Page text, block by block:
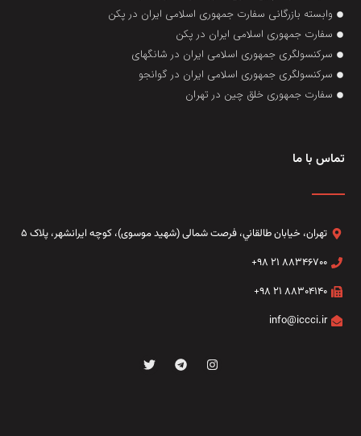
وابسته بازرگانی سفارت جمهوری اسلامی ایران در پکن
سفارت جمهوری اسلامی ایران در پکن
سرکنسولگری جمهوری اسلامی ایران در شانگهای
سرکنسولگری جمهوری اسلامی ایران در گوانجو
سفارت جمهوری خلق چین در تهران
تماس با ما
تهران، خيابان طالقاني،‌ فرصت شمالی (شهید موسوی)، کوچه ایرانشهر، پلاک ۵
۸۸۳۴۶۷۰۰ ۲۱ ۹۸+
۸۸۳۰۴۱۴۰ ۲۱ ۹۸+
info@iccci.ir